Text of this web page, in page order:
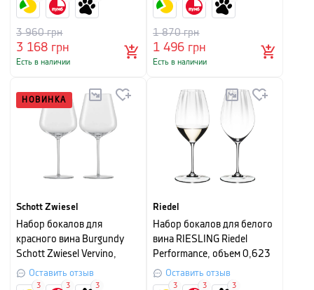
3 168 грн
3 960грн
Есть в наличии
1 496 грн
1 870грн
Есть в наличии
НОВИНКА
Schott Zwiesel
Набор бокалов для
красного вина Burgundy
Schott Zwiesel Vervino,
объем 0,955 л,
прозрачный, 2 шт
Оставить отзыв
3 3 3
Riedel
Hабор бокалов для белого
вина RIESLING Riedel
Performance, объем 0,623
л, прозрачный, 2 штуки
Оставить отзыв
3 3 3